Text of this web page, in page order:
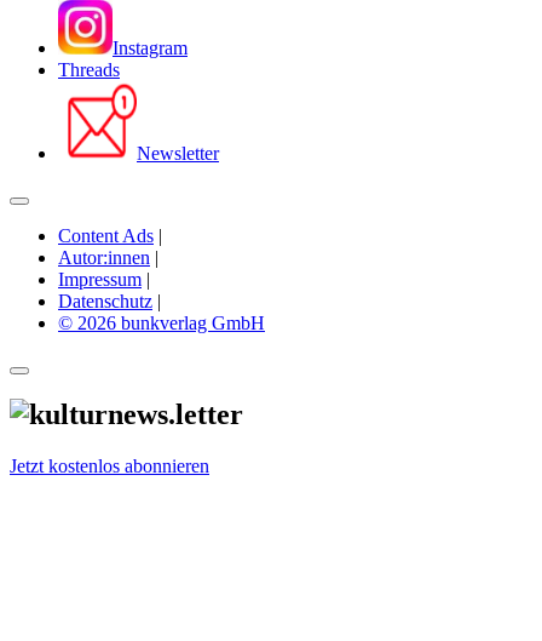
Instagram
Threads
Newsletter
Content Ads |
Autor:innen |
Impressum |
Datenschutz |
© 2026 bunkverlag GmbH
Jetzt kostenlos abonnieren